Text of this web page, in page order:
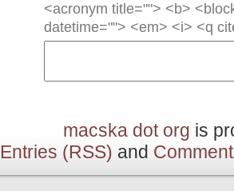
<acronym title=""> <b>
datetime=""> <em> <i> <q
macska dot org is
Entries (RSS) and